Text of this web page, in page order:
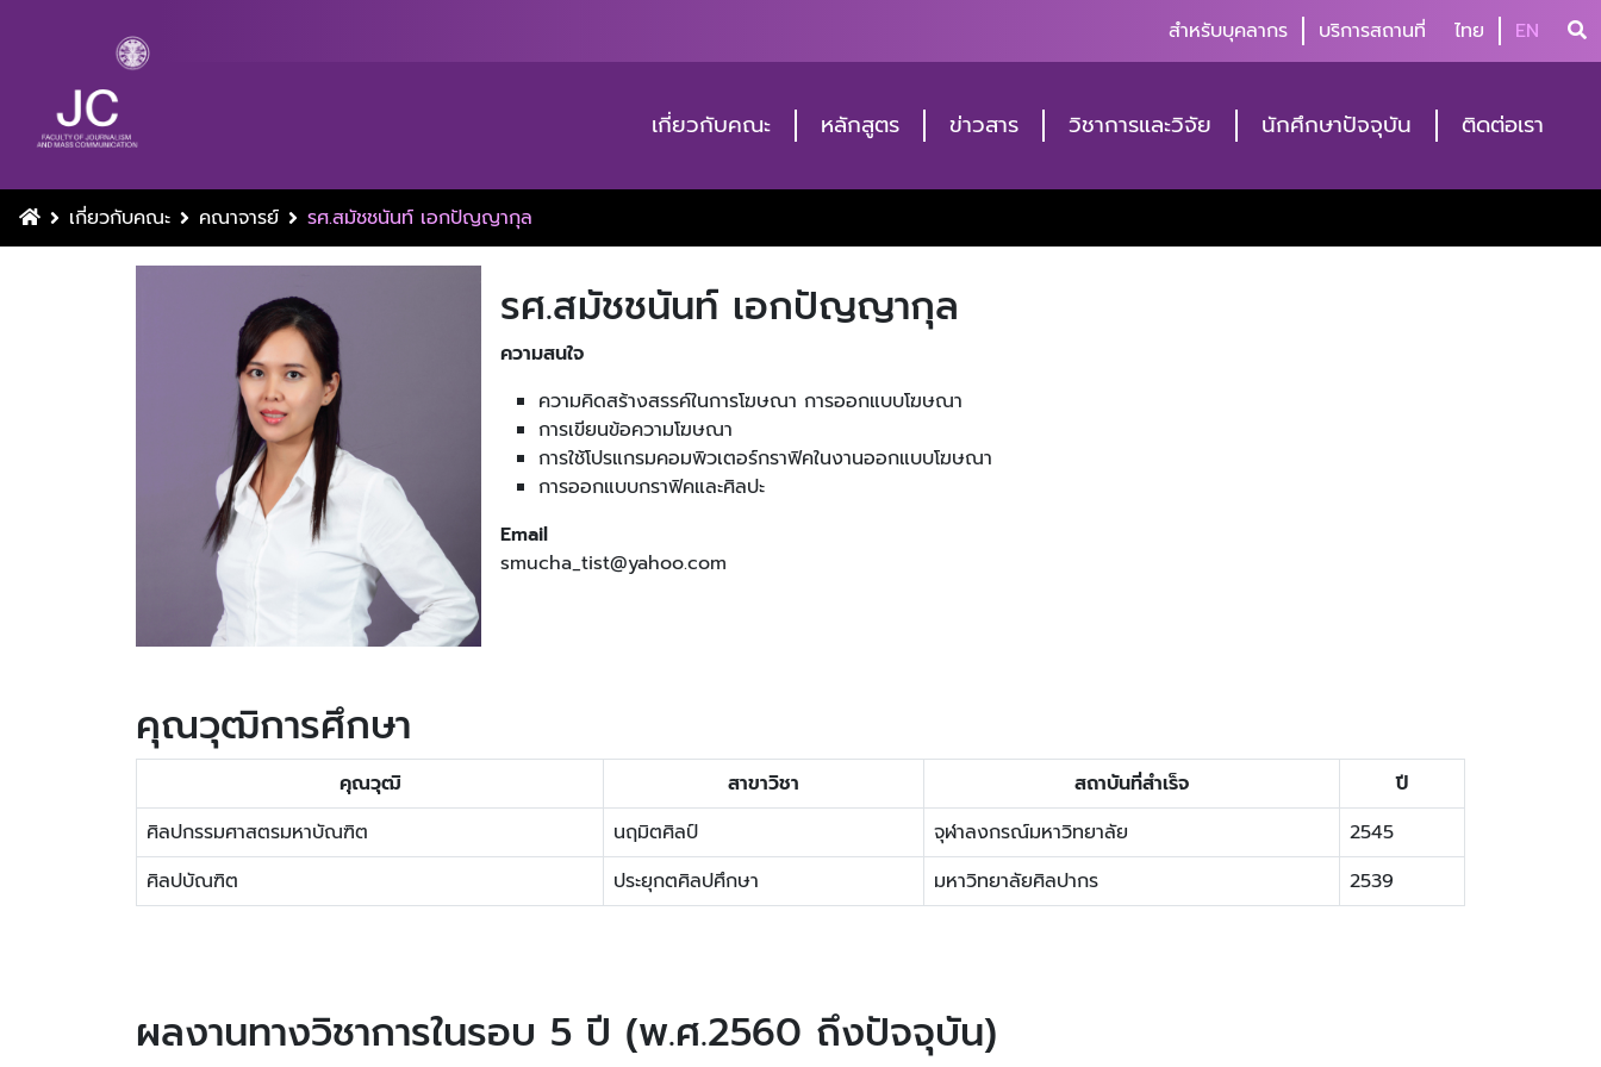
สำหรับบุคลากร บริการสถานที่ ไทย EN
เกี่ยวกับคณะ หลักสูตร ข่าวสาร วิชาการและวิจัย นักศึกษาปัจจุบัน ติดต่อเรา
เกี่ยวกับคณะ คณาจารย์ รศ.สมัชชนันท์ เอกปัญญากุล
รศ.สมัชชนันท์ เอกปัญญากุล
ความสนใจ
ความคิดสร้างสรรค์ในการโฆษณา การออกแบบโฆษณา
การเขียนข้อความโฆษณา
การใช้โปรแกรมคอมพิวเตอร์กราฟิคในงานออกแบบโฆษณา
การออกแบบกราฟิคและศิลปะ
Email
smucha_tist@yahoo.com
คุณวุฒิการศึกษา
คุณวุฒิ สาขาวิชา สถาบันที่สำเร็จ
ปี
ศิลปกรรมศาสตรมหาบัณฑิต
นฤมิตศิลป์ จุฬาลงกรณ์มหาวิทยาลัย
2545
ศิลปบัณฑิต
ประยุกตศิลปศึกษา มหาวิทยาลัยศิลปากร 2539
ผลงานทางวิชาการในรอบ 5 ปี (พ.ศ.2560 ถึงปัจจุบัน)